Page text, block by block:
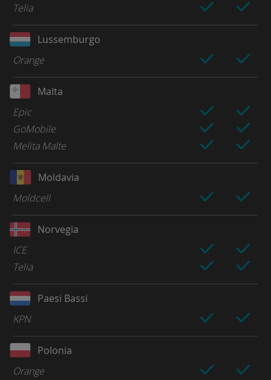
Telia
Lussemburgo
Orange
Malta
Epic
GoMobile
Melita Malte
Moldavia
Moldcell
Norvegia
ICE
Telia
Paesi Bassi
KPN
Polonia
Orange